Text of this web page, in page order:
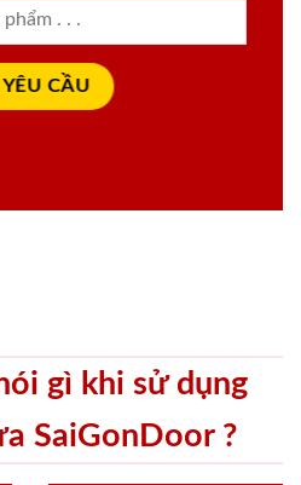
gì khi sử dụng
SaiGonDoor ?